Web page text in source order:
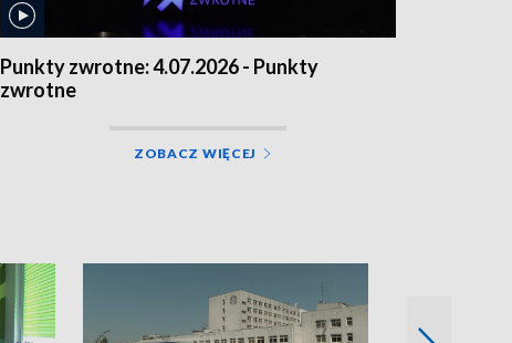
Punkty zwrotne: 4.07.2026 - Punkty
zwrotne
ZOBACZ WIĘCEJ